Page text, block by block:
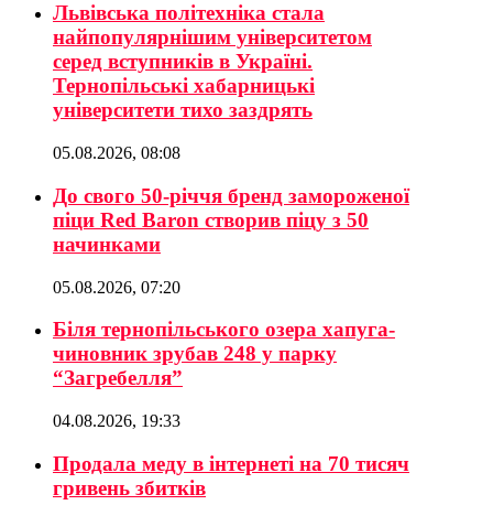
Львівська політехніка стала
найпопулярнішим університетом
серед вступників в Україні.
Тернопільські хабарницькі
університети тихо заздрять
05.08.2026, 08:08
До свого 50-річчя бренд замороженої
піци Red Baron створив піцу з 50
начинками
05.08.2026, 07:20
Біля тернопільського озера хапуга-
чиновник зрубав 248 у парку
“Загребелля”
04.08.2026, 19:33
Продала меду в інтернеті на 70 тисяч
гривень збитків